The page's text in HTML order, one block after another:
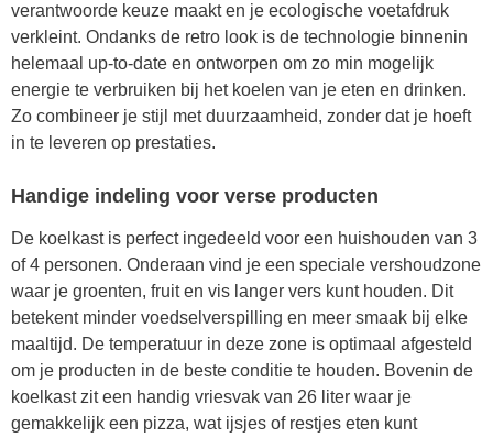
verantwoorde keuze maakt en je ecologische voetafdruk
verkleint. Ondanks de retro look is de technologie binnenin
helemaal up-to-date en ontworpen om zo min mogelijk
energie te verbruiken bij het koelen van je eten en drinken.
Zo combineer je stijl met duurzaamheid, zonder dat je hoeft
in te leveren op prestaties.
Handige indeling voor verse producten
De koelkast is perfect ingedeeld voor een huishouden van 3
of 4 personen. Onderaan vind je een speciale vershoudzone
waar je groenten, fruit en vis langer vers kunt houden. Dit
betekent minder voedselverspilling en meer smaak bij elke
maaltijd. De temperatuur in deze zone is optimaal afgesteld
om je producten in de beste conditie te houden. Bovenin de
koelkast zit een handig vriesvak van 26 liter waar je
gemakkelijk een pizza, wat ijsjes of restjes eten kunt